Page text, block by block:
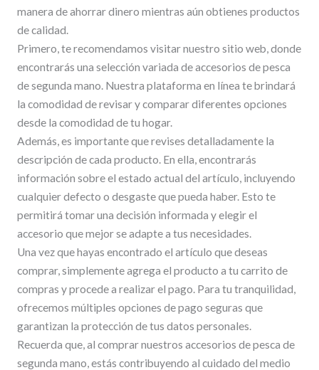
manera de ahorrar dinero mientras aún obtienes productos
de calidad.
Primero, te recomendamos visitar nuestro sitio web, donde
encontrarás una selección variada de accesorios de pesca
de segunda mano. Nuestra plataforma en línea te brindará
la comodidad de revisar y comparar diferentes opciones
desde la comodidad de tu hogar.
Además, es importante que revises detalladamente la
descripción de cada producto. En ella, encontrarás
información sobre el estado actual del artículo, incluyendo
cualquier defecto o desgaste que pueda haber. Esto te
permitirá tomar una decisión informada y elegir el
accesorio que mejor se adapte a tus necesidades.
Una vez que hayas encontrado el artículo que deseas
comprar, simplemente agrega el producto a tu carrito de
compras y procede a realizar el pago. Para tu tranquilidad,
ofrecemos múltiples opciones de pago seguras que
garantizan la protección de tus datos personales.
Recuerda que, al comprar nuestros accesorios de pesca de
segunda mano, estás contribuyendo al cuidado del medio